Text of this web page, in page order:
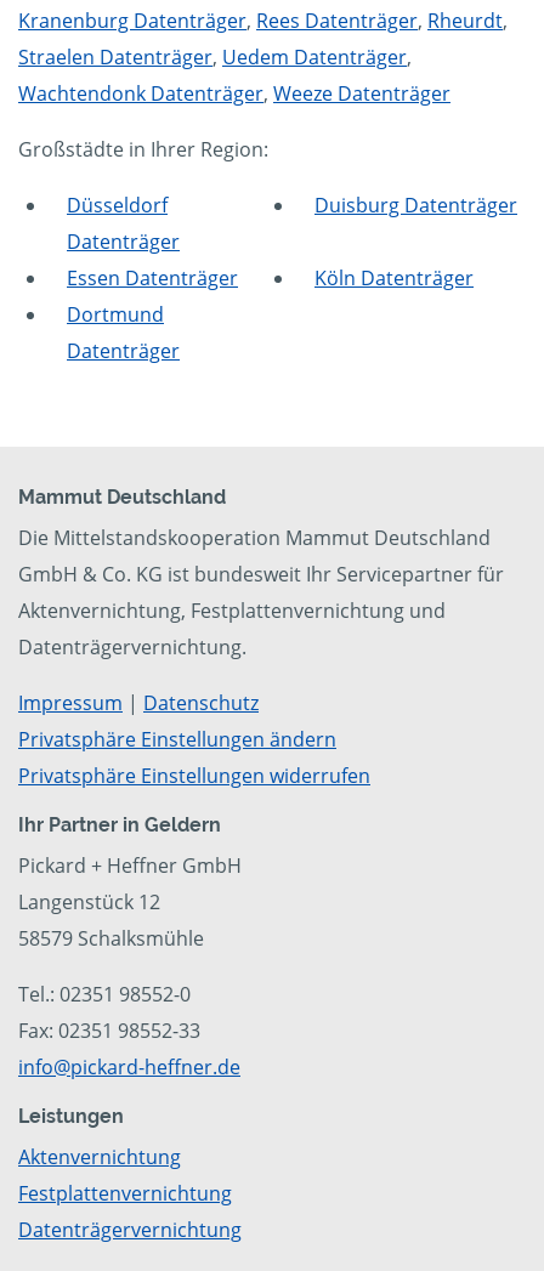
Kranenburg Datenträger, Rees Datenträger, Rheurdt,
Straelen Datenträger, Uedem Datenträger,
Wachtendonk Datenträger, Weeze Datenträger
Großstädte in Ihrer Region:
Düsseldorf
Datenträger
Duisburg Datenträger
Essen Datenträger
Köln Datenträger
Dortmund
Datenträger
Mammut Deutschland
Die Mittelstandskooperation Mammut Deutschland
GmbH & Co. KG ist bundesweit Ihr Servicepartner für
Aktenvernichtung, Festplattenvernichtung und
Datenträgervernichtung.
Impressum | Datenschutz
Privatsphäre Einstellungen ändern
Privatsphäre Einstellungen widerrufen
Ihr Partner in Geldern
Pickard + Heffner GmbH
Langenstück 12
58579 Schalksmühle
Tel.: 02351 98552-0
Fax: 02351 98552-33
info@pickard-heffner.de
Leistungen
Aktenvernichtung
Festplattenvernichtung
Datenträgervernichtung